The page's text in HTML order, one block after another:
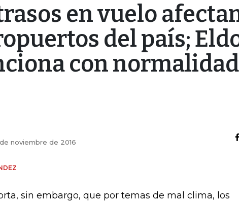
en vuelo
del país;
con normalidad
noviembre de 2016
sin embargo, que por temas de mal clima, los